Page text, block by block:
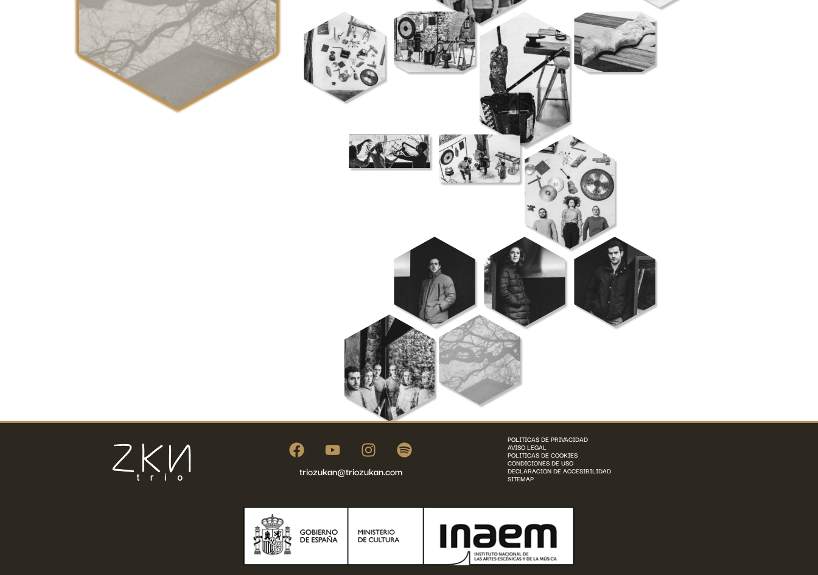
triozukan@triozukan.com
POLITICAS DE PRIVACIDAD
AVISO LEGAL
POLITICAS DE COOKIES
CONDICIONES DE USO
DECLARACION DE ACCESIBILIDAD
SITEMAP